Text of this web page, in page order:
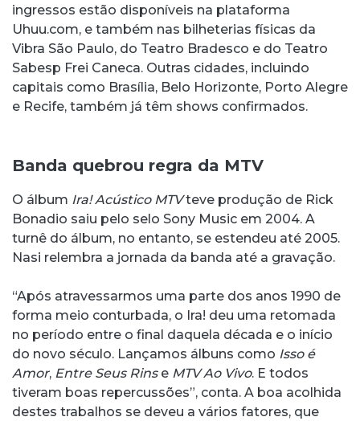
ingressos estão disponíveis na plataforma
Uhuu.com, e também nas bilheterias físicas da
Vibra São Paulo, do Teatro Bradesco e do Teatro
Sabesp Frei Caneca. Outras cidades, incluindo
capitais como Brasília, Belo Horizonte, Porto Alegre
e Recife, também já têm shows confirmados.
Banda quebrou regra da MTV
O álbum Ira! Acústico MTVteve produção de Rick
Bonadio saiu pelo selo Sony Music em 2004. A
turnê do álbum, no entanto, se estendeu até 2005.
Nasi relembra a jornada da banda até a gravação.
“Após atravessarmos uma parte dos anos 1990 de
forma meio conturbada, o Ira! deu uma retomada
no período entre o final daquela década e o início
do novo século. Lançamos álbuns como Isso é
Amor, Entre Seus Rinse MTV Ao Vivo. E todos
tiveram boas repercussões”, conta. A boa acolhida
destes trabalhos se deveu a vários fatores, que